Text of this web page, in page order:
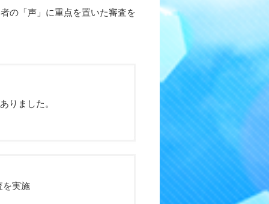
の「声」に重点を置いた審査を
りました。
を実施